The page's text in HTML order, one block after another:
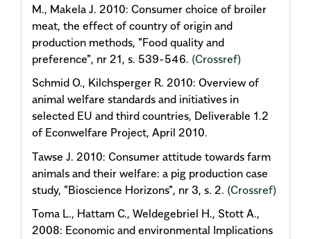
M., Makela J. 2010: Consumer choice of broiler
meat, the effect of country of origin and
production methods, "Food quality and
preference", nr 21, s. 539-546. (Crossref)
Schmid O., Kilchsperger R. 2010: Overview of
animal welfare standards and initiatives in
selected EU and third countries, Deliverable 1.2
of Econwelfare Project, April 2010.
Tawse J. 2010: Consumer attitude towards farm
animals and their welfare: a pig production case
study, "Bioscience Horizons", nr 3, s. 2. (Crossref)
Toma L., Hattam C., Weldegebriel H., Stott A.,
2008: Economic and environmental Implications